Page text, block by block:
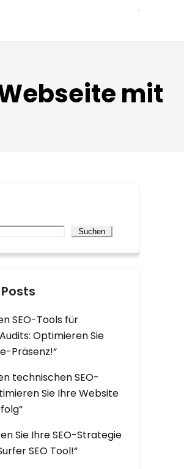
mit
Suchen
SEO-Tools für
Optimieren Sie
Präsenz!“
technischen SEO-
Sie Ihre Website
Sie Ihre SEO-Strategie
SEO Tool!“